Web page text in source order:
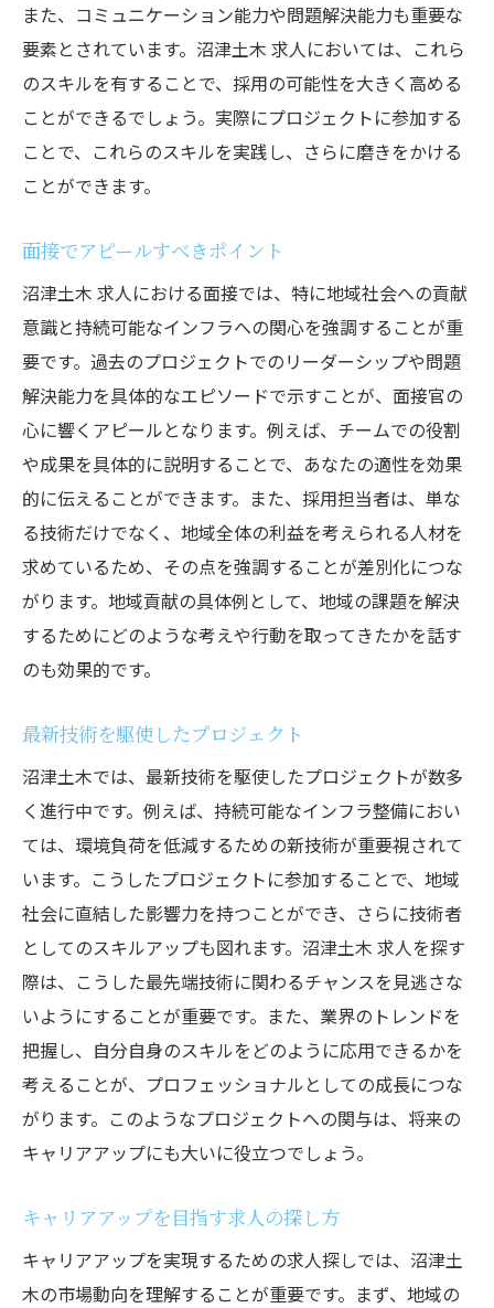
また、コミュニケーション能力や問題解決能力も重要な
要素とされています。沼津土木 求人においては、これら
のスキルを有することで、採用の可能性を大きく高める
ことができるでしょう。実際にプロジェクトに参加する
ことで、これらのスキルを実践し、さらに磨きをかける
ことができます。
面接でアピールすべきポイント
沼津土木 求人における面接では、特に地域社会への貢献
意識と持続可能なインフラへの関心を強調することが重
要です。過去のプロジェクトでのリーダーシップや問題
解決能力を具体的なエピソードで示すことが、面接官の
心に響くアピールとなります。例えば、チームでの役割
や成果を具体的に説明することで、あなたの適性を効果
的に伝えることができます。また、採用担当者は、単な
る技術だけでなく、地域全体の利益を考えられる人材を
求めているため、その点を強調することが差別化につな
がります。地域貢献の具体例として、地域の課題を解決
するためにどのような考えや行動を取ってきたかを話す
のも効果的です。
最新技術を駆使したプロジェクト
沼津土木では、最新技術を駆使したプロジェクトが数多
く進行中です。例えば、持続可能なインフラ整備におい
ては、環境負荷を低減するための新技術が重要視されて
います。こうしたプロジェクトに参加することで、地域
社会に直結した影響力を持つことができ、さらに技術者
としてのスキルアップも図れます。沼津土木 求人を探す
際は、こうした最先端技術に関わるチャンスを見逃さな
いようにすることが重要です。また、業界のトレンドを
把握し、自分自身のスキルをどのように応用できるかを
考えることが、プロフェッショナルとしての成長につな
がります。このようなプロジェクトへの関与は、将来の
キャリアアップにも大いに役立つでしょう。
キャリアアップを目指す求人の探し方
キャリアアップを実現するための求人探しでは、沼津土
木の市場動向を理解することが重要です。まず、地域の